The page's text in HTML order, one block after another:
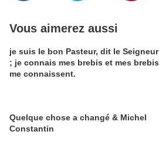
Vous aimerez aussi
je suis le bon Pasteur, dit le Seigneur
; je connais mes brebis et mes brebis
me connaissent.
Quelque chose a changé & Michel
Constantin